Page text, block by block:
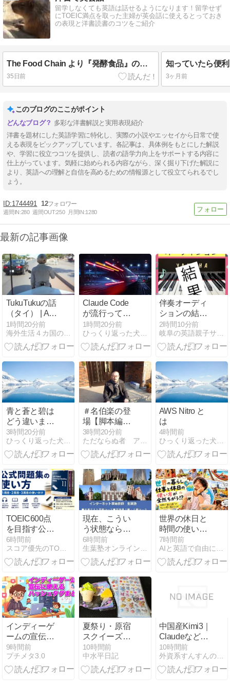
留学しなくても英語は話せるようになります！留学せず
にTOEIC満点を取った主婦が英会話に使えるとっておき
の表現と洋書読書のコツをご紹介
The Food Chain より『発酵食品』の話① readyを使った表現
35日前 3ヶ月前
このブログのここがポイント
多彩な洋書解説と実用表現紹介
洋書を題材にした英語学習に特化し、実際の小説やエッセイから日常で使
える表現をピックアップしています。各記事は、具体例をもとにした解説
や、学習に役立つコツを提供し、読者の語学力向上をサポートする内容に
仕上がっています。気軽に始められる内容ながら、深く掘り下げた解説に
より、英語への理解と自信を高めるための情報源として役立てられるでし
ょう。
1744491 12
週間IN:280 週間OUT:250 月間IN:1280
最新の記事画像
TukuTukuの話
（タイ） | A
Story about
Tukutuku
(Thailand) .
1時間20分前
海外生活４カ国の楽しく危険な経験を紹介します！
Claude Code
が流行ってま
すがchatgpt的
に見て彼はイ
ケてますか？
1時間20分前
伴奏オーディ
ションの結
果！
2時間10分前
青と蒼と碧は
どう違います
か？
3時間20分前
ひっくり返った犬小屋に逃げろ
＃名伯楽の登
場【脚本編
⑭】
3時間20分前
ただならぬ者 アメリカ留学生兼小説家の主張
AWS Nitro と
は
4時間前
ひっくり返った犬小屋に逃げろ
TOEIC600点
を目指す公式
問題集の使い
方｜1周目・2
周目・3周目
6時間前
スコア優先のTOEIC勉強法
現在、こうい
う状態なら最
悪の結果とな
る！
6時間前
生葉塾オンライン英語家庭教師
世界の休日と
時間の使い方
を比べてみた
ら、人生観が
ちょっと変わ
7時間前
AIと英語で自由に働く研究所
インディーゲ
ームの宣伝に
使えるハッシ
ュタグまとめ
9時間前
プチメタ3.0
夏祭り・原宿
スクイーズ・
ボンボンドロ
ップシール
10時間前
中水平日記
中国産Kimi3｜
Claudeなどの
有料プラン級
が無料で使え
る最新AIと
10時間前
外資系すんすんの秘密メモ｜人生を豊かにする考え方と戦略